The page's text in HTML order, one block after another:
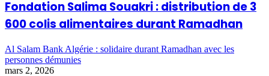
Fondation Salima Souakri : distribution de 3
600 colis alimentaires durant Ramadhan
Al Salam Bank Algérie : solidaire durant Ramadhan avec les
personnes démunies
mars 2, 2026